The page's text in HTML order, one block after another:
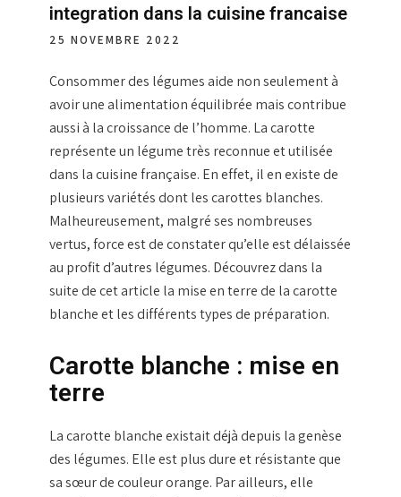
integration dans la cuisine francaise
25 NOVEMBRE 2022
Consommer des légumesaide non seulement à
avoir une alimentation équilibrée mais contribue
aussi à la croissance de l’homme. Lacarotte
représente un légumetrès reconnue et utilisée
dans lacuisinefrançaise. En effet, il en existe de
plusieurs variétés dont lescarottes blanches.
Malheureusement, malgré ses nombreuses
vertus, force est de constater qu’elle est délaissée
au profit d’autres légumes. Découvrez dans la
suite de cet article la mise en terre de la carotte
blanche et les différents types de préparation.
Carotte blanche : mise en
terre
Lacarotte blancheexistait déjà depuis la genèse
des légumes. Elle est plus dure et résistante que
sa sœur de couleur orange. Par ailleurs, elle